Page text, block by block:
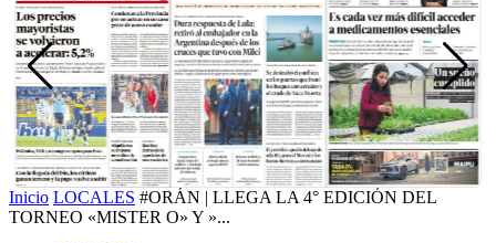
Inicio LOCALES #ORÁN | LLEGA LA 4° EDICIÓN DEL
TORNEO «MISTER O» Y »...